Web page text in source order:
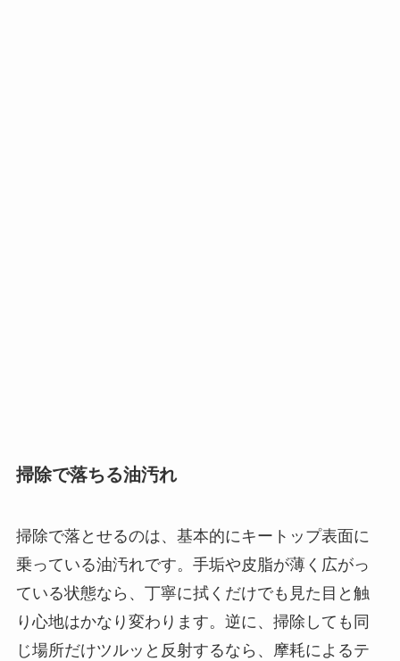
掃除で落ちる油汚れ
掃除で落とせるのは、基本的にキートップ表面に
乗っている油汚れです。手垢や皮脂が薄く広がっ
ている状態なら、丁寧に拭くだけでも見た目と触
り心地はかなり変わります。逆に、掃除しても同
じ場所だけツルッと反射するなら、摩耗によるテ